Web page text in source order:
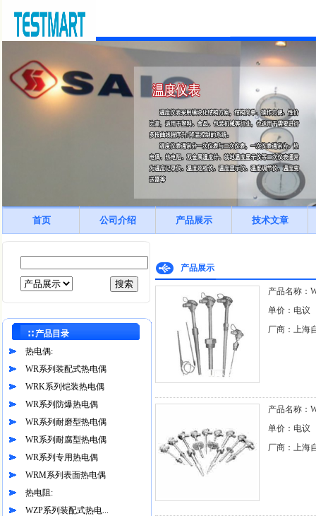
技术文章
产品展示
公司介绍
首页
∷ 产品目录
热电偶:
WR系列装配式热电偶
WRK系列铠装热电偶
WR系列防爆热电偶
WR系列耐磨型热电偶
WR系列耐腐型热电偶
WR系列专用热电偶
WRM系列表面热电偶
热电阻:
WZP系列装配式热电...
产品展示
产品名称：
单价：电议
厂商：上海
产品名称：
单价：电议
厂商：上海